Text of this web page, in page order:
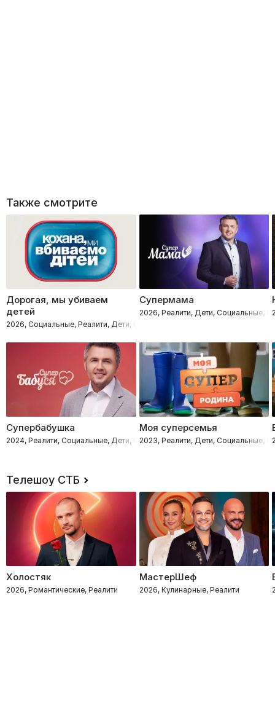
Также смотрите
Дорогая, мы убиваем
детей
2026, Социальные, Реалити, Дети, Семейные
Супермама
2026, Реалити, Дети, Социальные,
Супербабушка
2024, Реалити, Социальные, Дети, Семейные
Моя суперсемья
2023, Реалити, Дети, Социальные,
Телешоу СТБ
Холостяк
2026, Романтические, Реалити
МастерШеф
2026, Кулинарные, Реалити